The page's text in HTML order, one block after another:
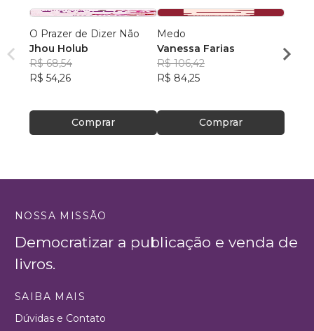
O Prazer de Dizer Não
Jhou Holub
R$ 68,54
R$ 54,26
Comprar
Medo
Vanessa Farias
R$ 106,42
R$ 84,25
Comprar
R$
NOSSA MISSÃO
Democratizar a publicação e venda de
livros.
SAIBA MAIS
Dúvidas e Contato